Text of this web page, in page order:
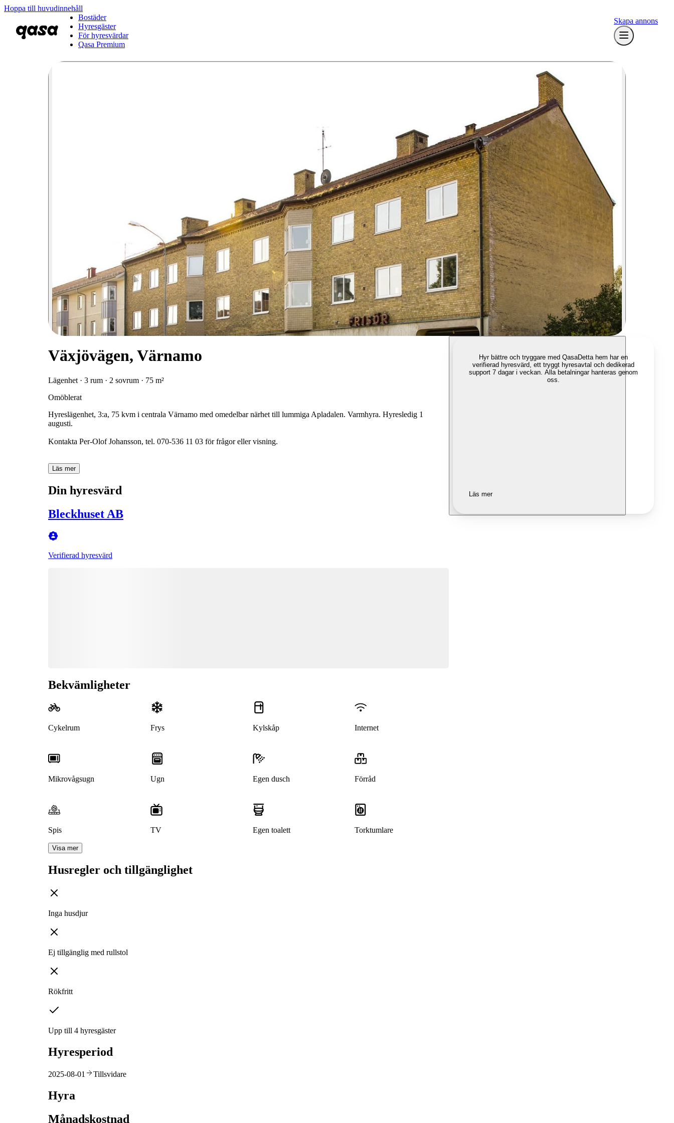
Hoppa till huvudinnehåll
Bostäder
Hyresgäster
För hyresvärdar
Qasa Premium
Skapa annons
Växjövägen, Värnamo
Lägenhet · 3 rum · 2 sovrum · 75 m²
Omöblerat
Hyreslägenhet, 3:a, 75 kvm i centrala Värnamo med omedelbar närhet till lummiga Apladalen. Varmhyra. Hyresledig 1
augusti.
Kontakta Per-Olof Johansson, tel. 070-536 11 03 för frågor eller visning.
Läs mer
Din hyresvärd
Bleckhuset AB
Verifierad hyresvärd
Bekvämligheter
Cykelrum Frys Kylskåp Internet
Mikrovågsugn Ugn Egen dusch Förråd
Spis TV Egen toalett Torktumlare
Visa mer
Husregler och tillgänglighet
Inga husdjur
Ej tillgänglig med rullstol
Rökfritt
Upp till 4 hyresgäster
Hyresperiod
2025-08-01 Tillsvidare
Hyra
Månadskostnad
Hyr bättre och tryggare med QasaDetta hem har en
verifierad hyresvärd, ett tryggt hyresavtal och dedikerad
support 7 dagar i veckan. Alla betalningar hanteras genom
oss.
Läs mer